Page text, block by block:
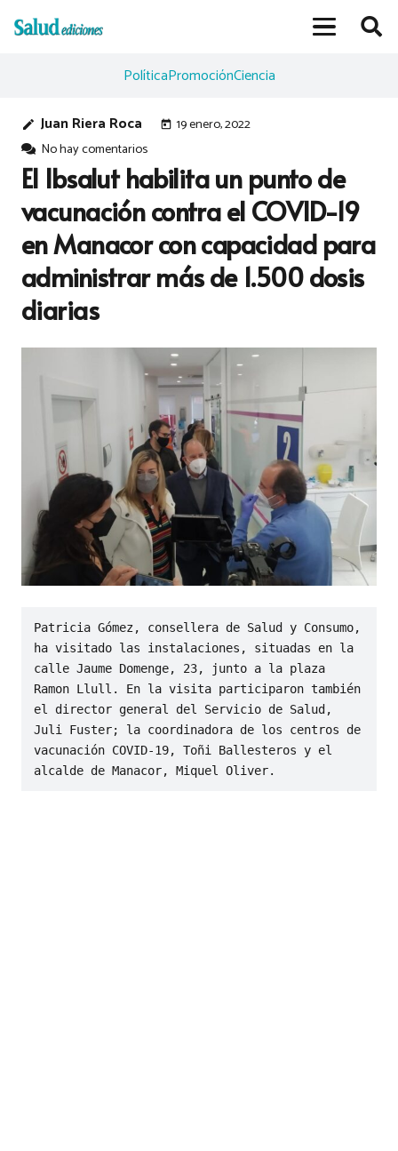
PolíticaPromociónCiencia
edit Juan Riera Roca today 19 enero, 2022
No hay comentarios
El Ibsalut habilita un punto de
vacunación contra el COVID-19
en Manacor con capacidad para
administrar más de 1.500 dosis
diarias
Patricia Gómez, consellera de Salud y Consumo,
ha visitado las instalaciones, situadas en la
calle Jaume Domenge, 23, junto a la plaza
Ramon Llull. En la visita participaron también
el director general del Servicio de Salud,
Juli Fuster; la coordinadora de los centros de
vacunación COVID-19, Toñi Ballesteros y el
alcalde de Manacor, Miquel Oliver.